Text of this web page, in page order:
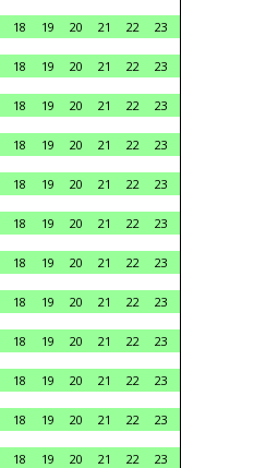
18 19 20 21 22
23
18 19 20 21 22
23
18 19 20 21 22
23
18 19 20 21 22
23
18 19 20 21 22
23
18 19 20 21 22
23
18 19 20 21 22
23
18 19 20 21 22
23
18 19 20 21 22
23
18 19 20 21 22
23
18 19 20 21 22
23
18 19 20 21 22
23